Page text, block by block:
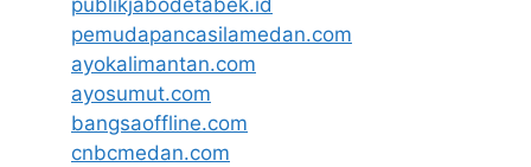
publikjabodetabek.id
pemudapancasilamedan.com
ayokalimantan.com
ayosumut.com
bangsaoffline.com
cnbcmedan.com